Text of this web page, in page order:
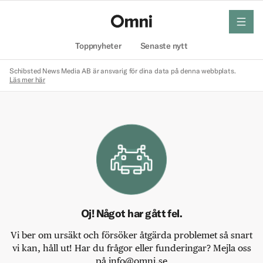
Toppnyheter Senaste nytt
meny
Schibsted News Media AB är ansvarig för dina data på denna webbplats.
Läs mer här
Oj! Något har gått fel.
Vi ber om ursäkt och försöker åtgärda problemet så snart
vi kan, håll ut! Har du frågor eller funderingar? Mejla oss